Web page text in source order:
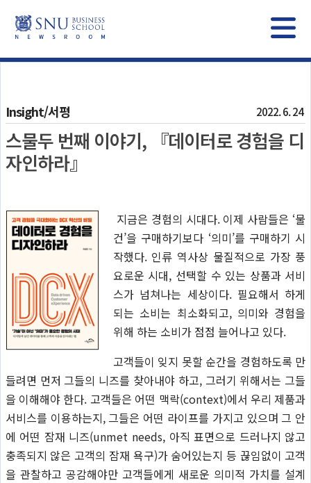
Insight/서평 2022. 6. 24
스물두 번째 이야기, 『데이터로 경험을 디
자인하라』
지금은 경험의 시대다. 이제 사람들은 ‘물
건’을 구매하기보다 ‘의미’를 구매하기 시
작했다. 인류 역사상 물질적으로 가장 풍
요로운 시대, 선택할 수 있는 상품과 서비
스가 넘쳐나는 세상이다. 필요해서 하게
되는 소비는 최소화되고, 의미와 경험을
위해 하는 소비가 점점 늘어나고 있다.
고객들이 잊지 못할 순간을 경험하도록 만
들려면 먼저 그들의 니즈를 찾아내야 하고, 그러기 위해서는 그들
을 이해해야 한다. 고객들은 어떤 맥락(context)에서 우리 제품과
서비스를 이용하는지, 그들은 어떤 라이프를 가지고 있으며 그 안
에 어떤 잠재 니즈(unmet needs, 아직 표면으로 드러나지 않고
충족되지 않은 고객의 잠재 욕구)가 숨어있는지 등 끊임없이 고객
을 관찰하고 공감해야만 고객들에게 새로운 의미적 가치를 설계